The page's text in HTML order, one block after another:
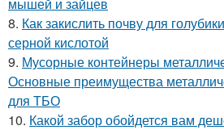
8. Как закислить почву для
серной кислотой
9. Мусорные контейнеры
Основные преимущества
для ТБО
10. Какой забор обойдется вам